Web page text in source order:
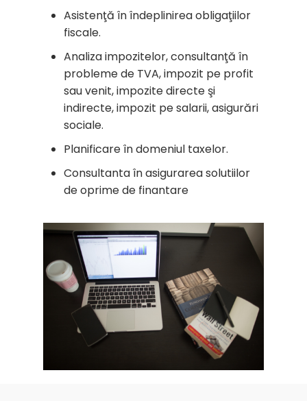
Asistenţă în îndeplinirea obligaţiilor
fiscale.
Analiza impozitelor, consultanţă în
probleme de TVA, impozit pe profit
sau venit, impozite directe şi
indirecte, impozit pe salarii, asigurări
sociale.
Planificare în domeniul taxelor.
Consultanta în asigurarea solutiilor
de oprime de finantare